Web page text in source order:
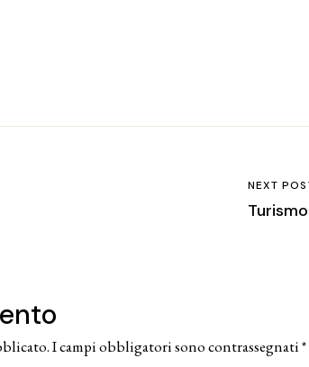
NEXT
I campi obbligatori sono contrassegnati*